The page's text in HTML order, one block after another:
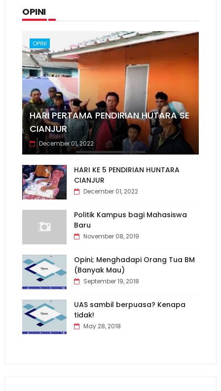
OPINI
OPINI
HARI PERTAMA PENDIRIAN HUTARA SE
CIANJUR
December 01, 2022
HARI KE 5 PENDIRIAN HUNTARA
CIANJUR
December 01, 2022
Politik Kampus bagi Mahasiswa
Baru
November 08, 2019
Opini; Menghadapi Orang Tua BM
(Banyak Mau)
September 19, 2018
UAS sambil berpuasa? Kenapa
tidak!
May 28, 2018